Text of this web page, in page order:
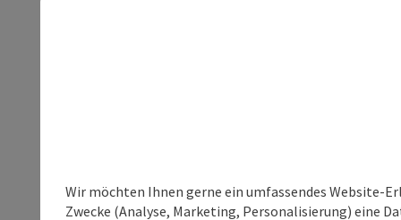
Wir möchten Ihnen gerne ein umfassendes Website-
Zwecke (Analyse, Marketing, Personalisierung) eine